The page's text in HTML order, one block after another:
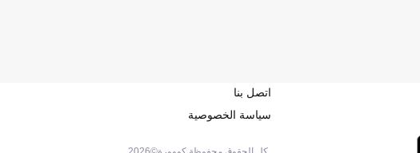
اتصل بنا
سياسة الخصوصية